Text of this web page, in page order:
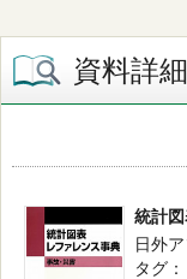
資料詳細
統計
日外
タグ